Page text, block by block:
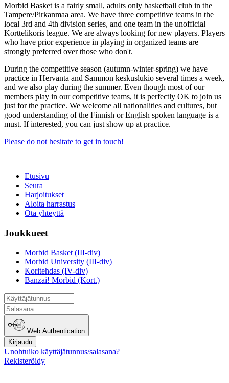
Morbid Basket is a fairly small, adults only basketball club in the
Tampere/Pirkanmaa area. We have three competitive teams in the
local 3rd and 4th division series, and one team in the unofficial
Korttelikoris league. We are always looking for new players. Players
who have prior experience in playing in organized teams are
strongly preferred over those who don't.
During the competitive season (autumn-winter-spring) we have
practice in Hervanta and Sammon keskuslukio several times a week,
and we also play during the summer. Even though most of our
members play in our competitive teams, it is perfectly OK to join us
just for the practice. We welcome all nationalities and cultures, but
good understanding of the Finnish or English spoken language is a
must. If interested, you can just show up at practice.
Please do not hesitate to get in touch!
Etusivu
Seura
Harjoitukset
Aloita harrastus
Ota yhteyttä
Joukkueet
Morbid Basket (III-div)
Morbid University (III-div)
Koritehdas (IV-div)
Banzai! Morbid (Kort.)
Web Authentication
Kirjaudu
Unohtuiko käyttäjätunnus/salasana?
Rekisteröidy